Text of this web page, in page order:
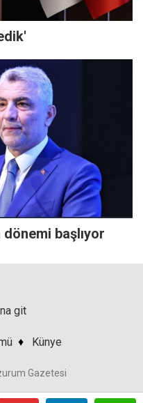
başlıyor
git
♦ Künye
Gazetesi